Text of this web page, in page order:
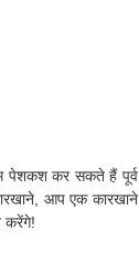
पेशकश कर सकते हैं पूर्व
आप एक कारखाने
करेंगे!